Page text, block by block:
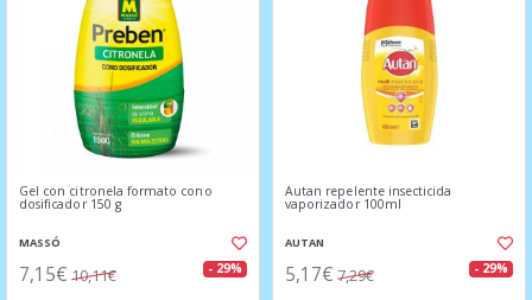
Gel con citronela formato cono
dosificador 150 g
MASSÓ
7,15€ 10,11€ - 29%
Autan repelente insecticida
vaporizador 100ml
AUTAN
5,17€ 7,29€ - 29%